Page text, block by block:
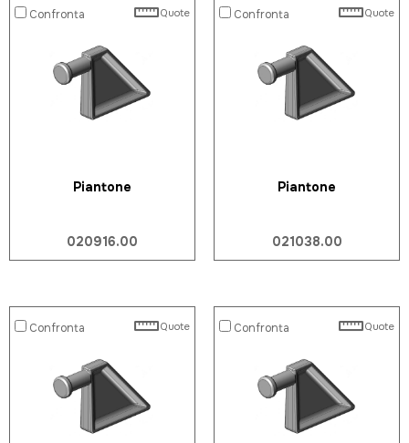
Confronta Quote
Piantone
020916.00
Confronta Quote
Piantone
021038.00
Confronta Quote Confronta Quote